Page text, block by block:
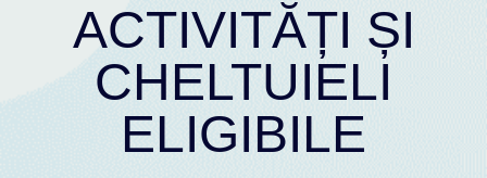
ACTIVITĂȚI ȘI
CHELTUIELI
ELIGIBILE